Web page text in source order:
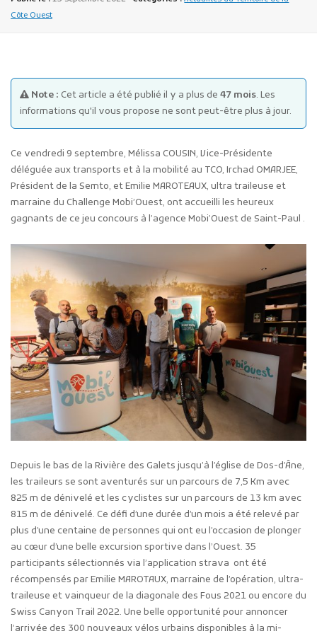
Projets financés par l'Europe
Plans d'accès
Côte Ouest
Note : Cet article a été publié il y a plus de 47 mois. Les
informations qu'il vous propose ne sont peut-être plus à jour.
Ce vendredi 9 septembre, Mélissa COUSIN, Vice-Présidente
déléguée aux transports et à la mobilité au TCO, Irchad OMARJEE,
Président de la Semto, et Emilie MAROTEAUX, ultra traileuse et
marraine du Challenge Mobi’Ouest, ont accueilli les heureux
gagnants de ce jeu concours à l’agence Mobi’Ouest de Saint-Paul .
Depuis le bas de la Rivière des Galets jusqu’à l’église de Dos-d’Âne,
les traileurs se sont aventurés sur un parcours de 7,5 Km avec
825 m de dénivelé et les cyclistes sur un parcours de 13 km avec
815 m de dénivelé. Ce défi d’une durée d’un mois a été relevé par
plus d’une centaine de personnes qui ont eu l’occasion de plonger
au cœur d’une belle excursion sportive dans l’Ouest. 35
participants sélectionnés via l’application strava ont été
récompensés par Emilie MAROTAUX, marraine de l’opération, ultra-
traileuse et vainqueur de la diagonale des Fous 2021 ou encore du
Swiss Canyon Trail 2022. Une belle opportunité pour annoncer
l’arrivée des 300 nouveaux vélos urbains disponibles à la mi-